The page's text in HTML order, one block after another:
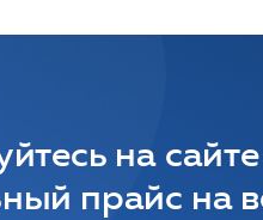
на
прайс на